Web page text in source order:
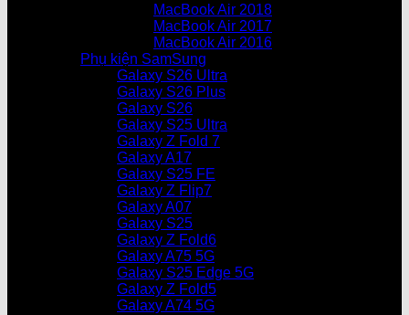
MacBook Air 2018
MacBook Air 2017
MacBook Air 2016
Phụ kiện SamSung
Galaxy S26 Ultra
Galaxy S26 Plus
Galaxy S26
Galaxy S25 Ultra
Galaxy Z Fold 7
Galaxy A17
Galaxy S25 FE
Galaxy Z Flip7
Galaxy A07
Galaxy S25
Galaxy Z Fold6
Galaxy A75 5G
Galaxy S25 Edge 5G
Galaxy Z Fold5
Galaxy A74 5G